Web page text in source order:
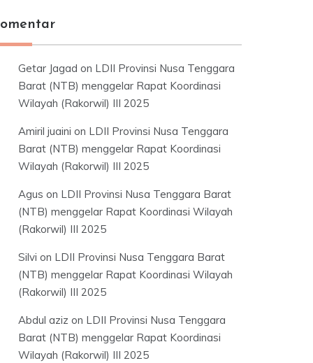
Getar Jagad on LDII Provinsi Nusa Tenggara
Barat (NTB) menggelar Rapat Koordinasi
Wilayah (Rakorwil) III 2025
Amiril juaini on LDII Provinsi Nusa Tenggara
Barat (NTB) menggelar Rapat Koordinasi
Wilayah (Rakorwil) III 2025
Agus on LDII Provinsi Nusa Tenggara Barat
(NTB) menggelar Rapat Koordinasi Wilayah
(Rakorwil) III 2025
Silvi on LDII Provinsi Nusa Tenggara Barat
(NTB) menggelar Rapat Koordinasi Wilayah
(Rakorwil) III 2025
Abdul aziz on LDII Provinsi Nusa Tenggara
Barat (NTB) menggelar Rapat Koordinasi
Wilayah (Rakorwil) III 2025